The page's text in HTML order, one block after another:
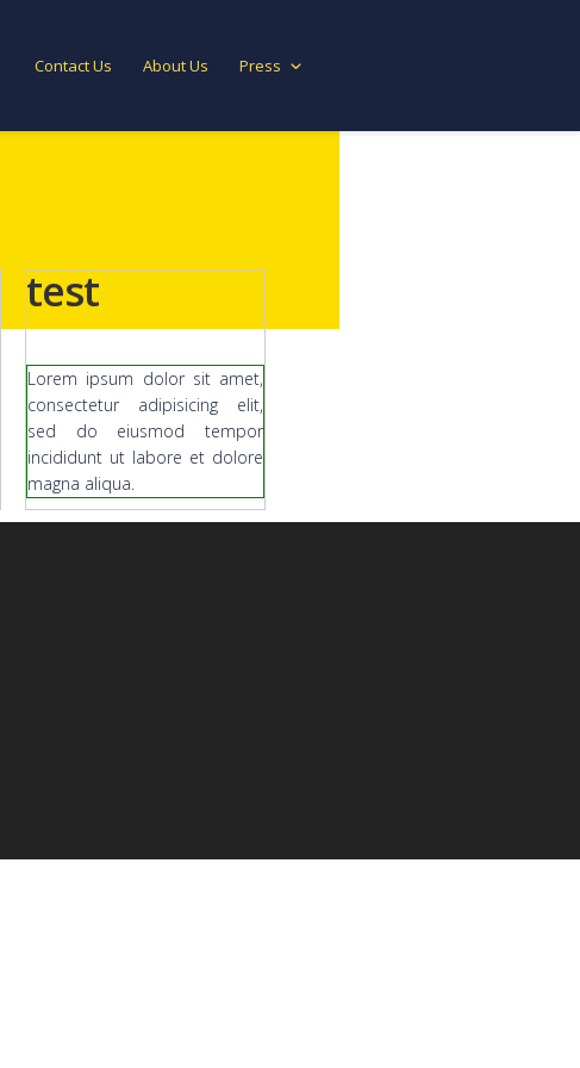
Contact Us About Us Press
test
Lorem ipsum dolor sit amet,
consectetur adipisicing elit,
sed do eiusmod tempor
incididunt ut labore et dolore
magna aliqua.